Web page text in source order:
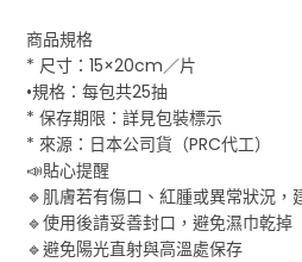
商品規格
* 尺寸：15×20cm／片
•規格：每包共25抽
* 保存期限：詳見包裝標示
* 來源：日本公司貨（PRC代工）
📣貼心提醒
🔹肌膚若有傷口、紅腫或異常狀況，
🔹使用後請妥善封口，避免濕巾乾掉
🔹避免陽光直射與高溫處保存